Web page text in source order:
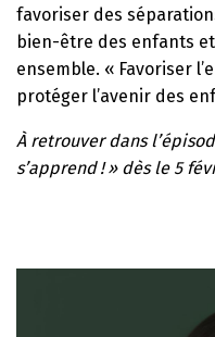
favoriser des
bien-être des enfants
ensemble. « Favoriser
protéger l’avenir des
À retrouver dans
s’apprend ! » dès le 5